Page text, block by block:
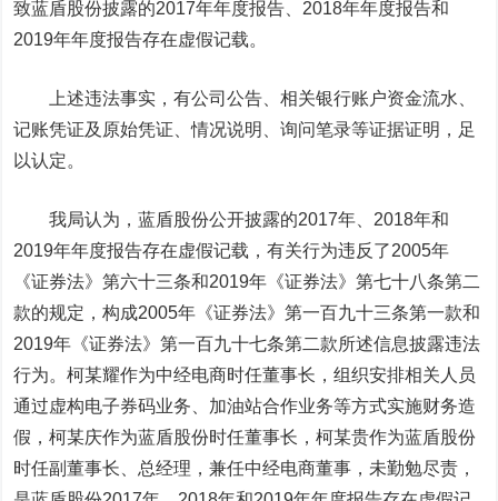
致蓝盾股份披露的2017年年度报告、2018年年度报告和
2019年年度报告存在虚假记载。
上述违法事实，有公司公告、相关银行账户资金流水、
记账凭证及原始凭证、情况说明、询问笔录等证据证明，足
以认定。
我局认为，蓝盾股份公开披露的2017年、2018年和
2019年年度报告存在虚假记载，有关行为违反了2005年
《证券法》第六十三条和2019年《证券法》第七十八条第二
款的规定，构成2005年《证券法》第一百九十三条第一款和
2019年《证券法》第一百九十七条第二款所述信息披露违法
行为。柯某耀作为中经电商时任董事长，组织安排相关人员
通过虚构电子券码业务、加油站合作业务等方式实施财务造
假，柯某庆作为蓝盾股份时任董事长，柯某贵作为蓝盾股份
时任副董事长、总经理，兼任中经电商董事，未勤勉尽责，